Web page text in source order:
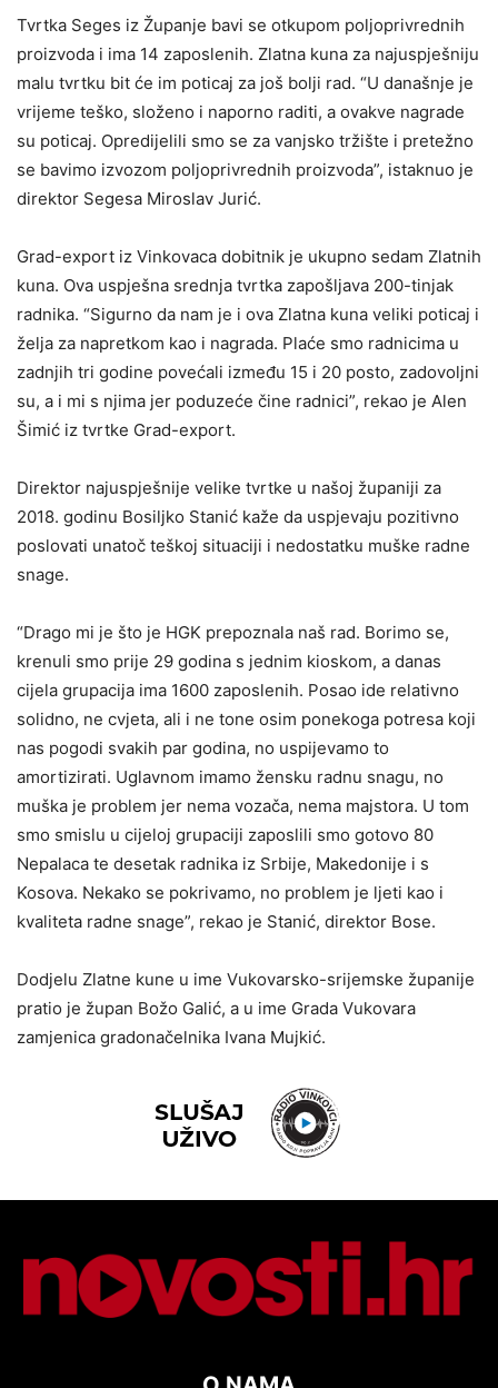
Tvrtka Seges iz Županje bavi se otkupom poljoprivrednih
proizvoda i ima 14 zaposlenih. Zlatna kuna za najuspješniju
malu tvrtku bit će im poticaj za još bolji rad. “U današnje je
vrijeme teško, složeno i naporno raditi, a ovakve nagrade
su poticaj. Opredijelili smo se za vanjsko tržište i pretežno
se bavimo izvozom poljoprivrednih proizvoda”, istaknuo je
direktor Segesa Miroslav Jurić.
Grad-export iz Vinkovaca dobitnik je ukupno sedam Zlatnih
kuna. Ova uspješna srednja tvrtka zapošljava 200-tinjak
radnika. “Sigurno da nam je i ova Zlatna kuna veliki poticaj i
želja za napretkom kao i nagrada. Plaće smo radnicima u
zadnjih tri godine povećali između 15 i 20 posto, zadovoljni
su, a i mi s njima jer poduzeće čine radnici”, rekao je Alen
Šimić iz tvrtke Grad-export.
Direktor najuspješnije velike tvrtke u našoj županiji za
2018. godinu Bosiljko Stanić kaže da uspjevaju pozitivno
poslovati unatoč teškoj situaciji i nedostatku muške radne
snage.
“Drago mi je što je HGK prepoznala naš rad. Borimo se,
krenuli smo prije 29 godina s jednim kioskom, a danas
cijela grupacija ima 1600 zaposlenih. Posao ide relativno
solidno, ne cvjeta, ali i ne tone osim ponekoga potresa koji
nas pogodi svakih par godina, no uspijevamo to
amortizirati. Uglavnom imamo žensku radnu snagu, no
muška je problem jer nema vozača, nema majstora. U tom
smo smislu u cijeloj grupaciji zaposlili smo gotovo 80
Nepalaca te desetak radnika iz Srbije, Makedonije i s
Kosova. Nekako se pokrivamo, no problem je ljeti kao i
kvaliteta radne snage”, rekao je Stanić, direktor Bose.
Dodjelu Zlatne kune u ime Vukovarsko-srijemske županije
pratio je župan Božo Galić, a u ime Grada Vukovara
zamjenica gradonačelnika Ivana Mujkić.